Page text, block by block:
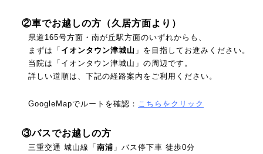
②車でお越しの方（久居方面より）
県道165号方面・南が丘駅方面のいずれからも、
まずは「 イオンタウン津城山 」を目指してお進みください。
当院は「イオンタウン津城山」の周辺です。
詳しい道順は、下記の経路案内をご利用ください。
GoogleMapでルートを確認： こちらをクリック
③バスでお越しの方
三重交通 城山線「南浦 」バス停下車 徒歩0分